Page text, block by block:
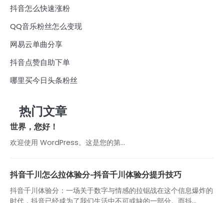
抖音怎么快速涨粉
QQ音乐粉丝怎么变现
网易云单曲分享
抖音点赞自助下单
哪里买今日头条粉丝
热门文章
世界，您好！
欢迎使用 WordPress。这是您的第…
抖音千川怎么拉体验分-抖音千川体验分提升技巧
抖音千川体验分：一场关于数字与情感的拉锯战在这个信息爆炸的
时代，抖音已经成为了我们生活中不可或缺的一部分。而抖...